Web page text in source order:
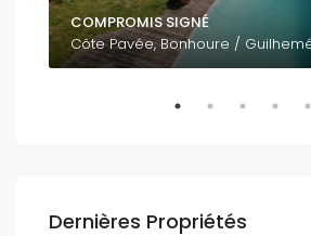
COMPROMIS SIGNÉ
Dernières Propriétés